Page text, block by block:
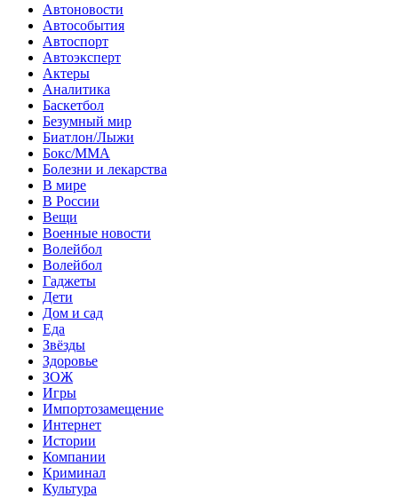
Автоновости
Автособытия
Автоспорт
Автоэксперт
Актеры
Аналитика
Баскетбол
Безумный мир
Биатлон/Лыжи
Бокс/MMA
Болезни и лекарства
В мире
В России
Вещи
Военные новости
Волейбол
Волейбол
Гаджеты
Дети
Дом и сад
Еда
Звёзды
Здоровье
ЗОЖ
Игры
Импортозамещение
Интернет
Истории
Компании
Криминал
Культура